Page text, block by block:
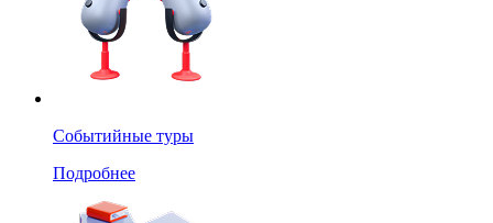
Событийные туры
Подробнее